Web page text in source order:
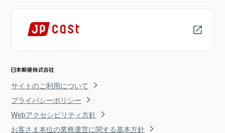
サイトのご利用について
プライバシーポリシー
Webアクセシビリティ方針
お客さま本位の業務運営に関する基本方針